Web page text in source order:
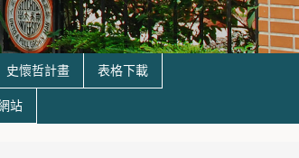
史懷哲計畫 表格下載
站